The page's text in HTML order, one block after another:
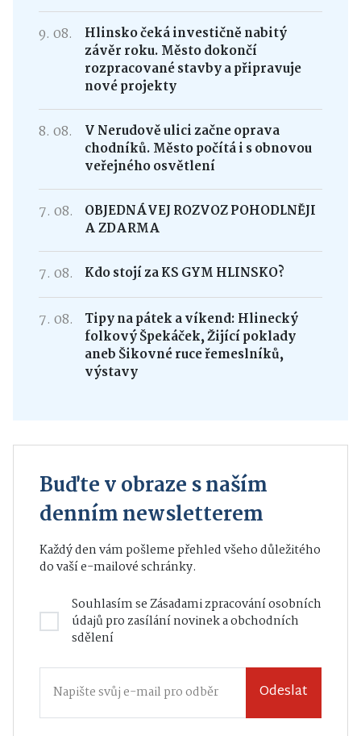
9. 08.
Hlinsko čeká investičně nabitý
závěr roku. Město dokončí
rozpracované stavby a připravuje
nové projekty
8. 08.
V Nerudově ulici začne oprava
chodníků. Město počítá i s obnovou
veřejného osvětlení
7. 08.
OBJEDNÁVEJ ROZVOZ POHODLNĚJI
A ZDARMA
7. 08. Kdo stojí za KS GYM HLINSKO?
7. 08.
Tipy na pátek a víkend: Hlinecký
folkový Špekáček, Žijící poklady
aneb Šikovné ruce řemeslníků,
výstavy
Buďte v obraze s naším
denním newsletterem
Každý den vám pošleme přehled všeho důležitého
do vaší e-mailové schránky.
Souhlasím seZásadami zpracování osobních
údajůpro zasílání novinek a obchodních
sdělení
Odeslat